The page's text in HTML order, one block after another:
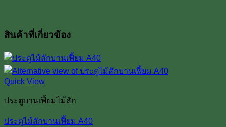
สินค้าที่เกี่ยวข้อง
Quick View
ประตูบานเฟี้ยมไม้สัก
ประตูไม้สักบานเฟี้ยม A40